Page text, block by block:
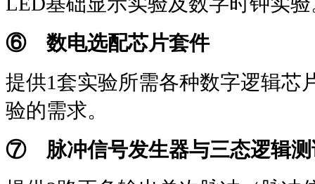
⑥ 数电选配芯片套件
提供1套实验所需各种数字逻辑芯
验的需求。
⑦ 脉冲信号发生器与三态逻辑测